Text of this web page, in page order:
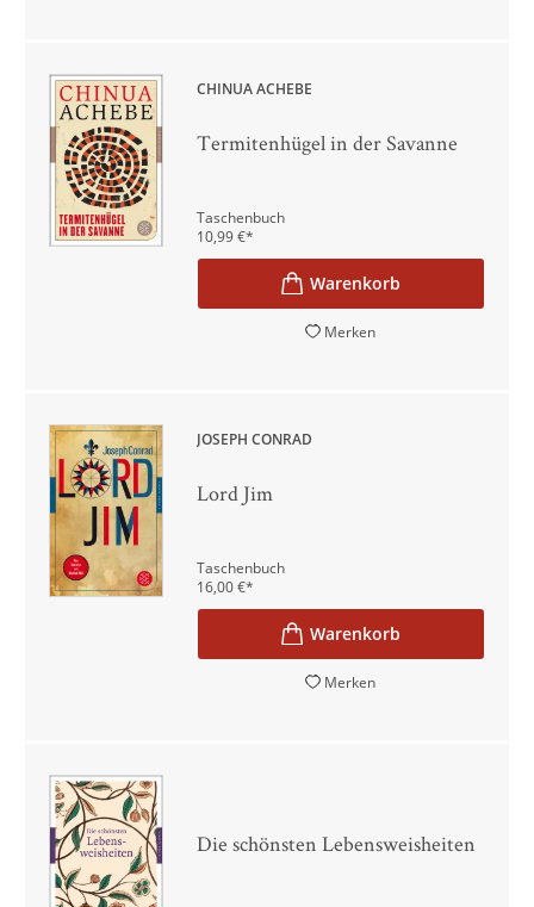
CHINUA ACHEBE
Termitenhügel in der Savanne
Taschenbuch
10,99€*
Merken
JOSEPH CONRAD
Lord Jim
Taschenbuch
16,00€*
Merken
Die schönsten Lebensweisheiten